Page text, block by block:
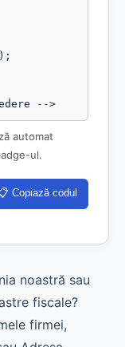
-->
automat
ul.
Copiază codul
noastră sau
fiscale?
firmei,